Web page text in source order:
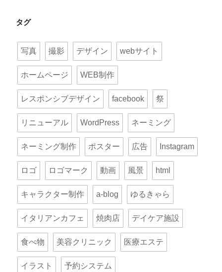
タグ
写真 撮影 デザイン webサイト
ホームページ WEB制作
レスポンシブデザイン facebook 祭
リニューアル WordPress ネーミング
ネーミング制作 ポスター 広告 Instagram
ロゴ ロゴマーク 動画 風景 html
キャラクター制作 a-blog ゆるきゃら
イタリアンカフェ 焼肉店 デイケア施設
食べ物 美容クリニック 医療エステ
イラスト 予約システム